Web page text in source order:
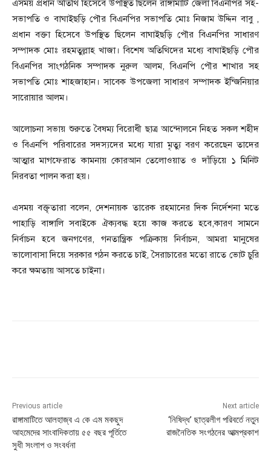
এসময় প্রধান অতিথি হিসেবে উপস্থিত ছিলেন রাঙ্গামাটি জেলা বিএনপির সহ-
সভাপতি ও বাঘাইছড়ি পৌর বিএনপির সভাপতি মোঃ নিজাম উদ্দিন বাবু ,
প্রধান বক্তা হিসেবে উপস্থিত ছিলেন বাঘাইছড়ি পৌর বিএনপির সাধারণ
সম্পাদক মোঃ রহমতুল্লাহ খাজা। বিশেষ অতিথিদের মধ্যে বাঘাইছড়ি পৌর
বিএনপির সাংগঠনিক সম্পাদক নুরুল আলম, বিএনপি পৌর শাখার সহ
সভাপতি মোঃ শাহজাহান। সাবেক উপজেলা সাধারণ সম্পাদক ইন্জিনিয়ার
সারোয়ার আলম।
আলোচনা সভায় শুরুতে বৈষম্য বিরোধী ছাত্র আন্দোলনে নিহত সকল শহীদ
ও বিএনপি পরিবারের সদস্যদের মধ্যে যারা মৃত্যু বরণ করেছেন তাদের
আত্মার মাগফেরাত কামনায় কোরআন তেলোওয়াত ও দাঁড়িয়ে ১ মিনিট
নিরবতা পালন করা হয়।
এসময় বক্তৃতারা বলেন, দেশনায়ক তারেক রহমানের দিক নির্দেশনা মতে
পাহাড়ি বাঙ্গালি সবাইকে ঐক্যবদ্ধ হয়ে কাজ করতে হবে,কারণ সামনে
নির্বাচন হবে জনগণের, গনতান্ত্রিক পক্রিকায় নির্বাচন, আমরা মানুষের
ভালোবাসা দিয়ে সরকার গঠন করতে চাই, সৈরাচারের মতো রাতে ভোট চুরি
করে ক্ষমতায় আসতে চাইনা।
Previous article
রাঙ্গামাটিতে আলহাজ্ব এ কে এম মকছুদ
আহমেদের সাংবাদিকতায় ৫৫ বছর পূর্তিতে
সুধী সংলাপ ও সংবর্ধনা
Next article
‘নিষিদ্ধ’ ছাত্রলীগ পরিবর্তে নতুন
রাজনৈতিক সংগঠনের আত্মপ্রকাশ